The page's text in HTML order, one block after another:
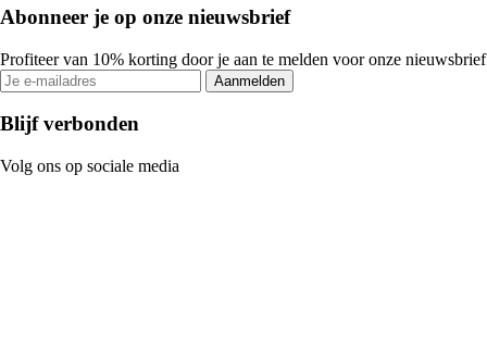
Abonneer je op onze nieuwsbrief
Profiteer van 10% korting door je aan te melden voor onze nieuwsbrief
Aanmelden
Blijf verbonden
Volg ons op sociale media